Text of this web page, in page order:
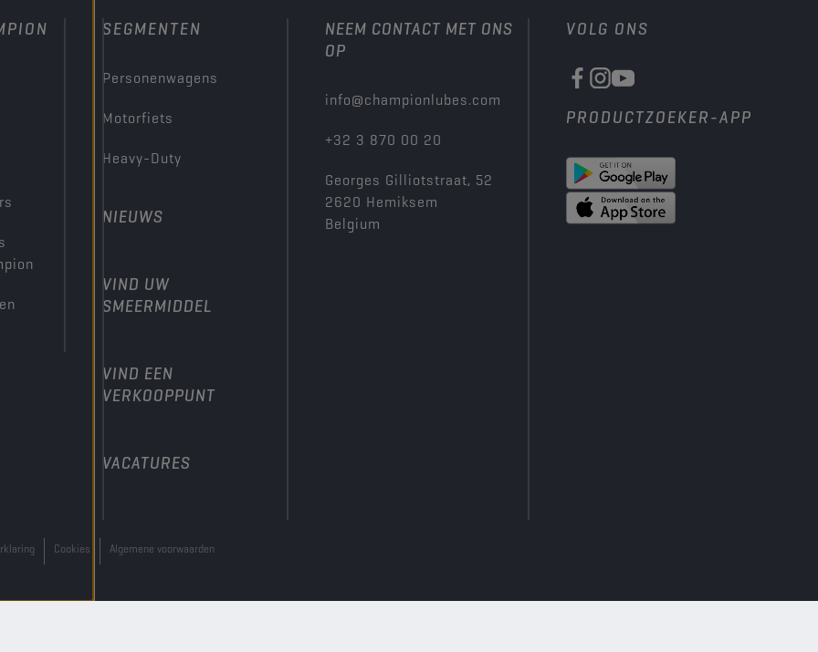
SEGMENTEN
Personenwagens
Motorfiets
Heavy-Duty
NIEUWS
VIND UW
SMEERMIDDEL
VIND EEN
VERKOOPPUNT
VACATURES
NEEM CONTACT MET ONS
OP
info@championlubes.com
+32 3 870 00 20
Georges Gilliotstraat, 52
2620 Hemiksem
Belgium
VOLG ONS
PRODUCTZOEKER-APP
Cookies Algemene voorwaarden